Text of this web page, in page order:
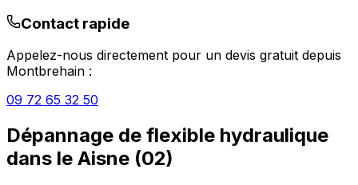
Contact rapide
Appelez-nous directement pour un devis gratuit depuis
Montbrehain :
09 72 65 32 50
Dépannage de flexible hydraulique
dans le Aisne (02)